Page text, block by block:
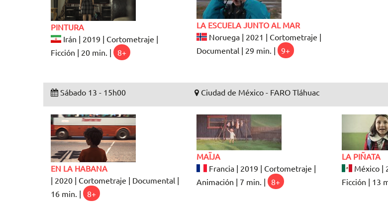
PINTURA
Irán | 2019 | Cortometraje |
Ficción | 20 min. |
8+
LA ESCUELA JUNTO AL MAR
Noruega | 2021 | Cortometraje |
Documental | 29 min. |
9+
Sábado 13 - 15h00 Ciudad de México - FARO Tláhuac
EN LA HABANA
| 2020 | Cortometraje | Documental |
16 min. |
8+
MAÏJA
Francia | 2019 | Cortometraje |
Animación | 7 min. |
8+
LA PIÑATA
México |
Ficción | 13